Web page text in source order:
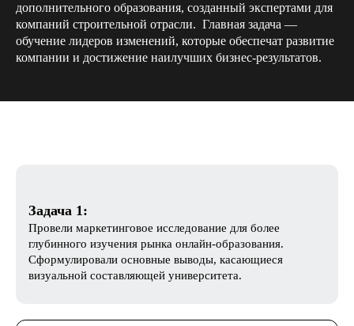
дополнительного образования, созданный экспертами для
компаний строительной отрасли. Главная задача —
обучение лидеров изменений, которые обеспечат развитие
компании и достижение наилучших бизнес-результатов.
Задача 1:
Провели маркетинговое исследование для более
глубинного изучения рынка онлайн-образования.
Сформулировали основные выводы, касающиеся
визуальной составляющей университета.